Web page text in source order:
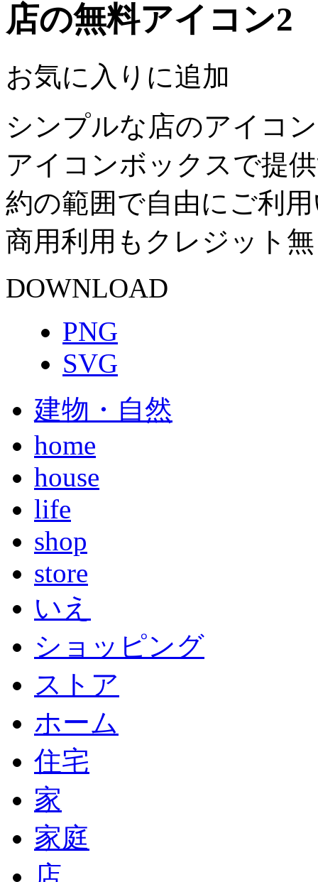
店の無料アイコン2
お気に入りに追加
シンプルな店のアイコ
アイコンボックスで提
約の範囲で自由にご利
商用利用もクレジット
DOWNLOAD
PNG
SVG
建物・自然
home
house
life
shop
store
いえ
ショッピング
ストア
ホーム
住宅
家
家庭
店